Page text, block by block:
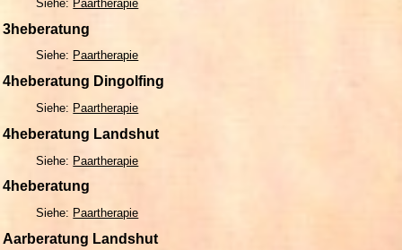
Siehe: Paartherapie
3heberatung
Siehe: Paartherapie
4heberatung Dingolfing
Siehe: Paartherapie
4heberatung Landshut
Siehe: Paartherapie
4heberatung
Siehe: Paartherapie
Aarberatung Landshut